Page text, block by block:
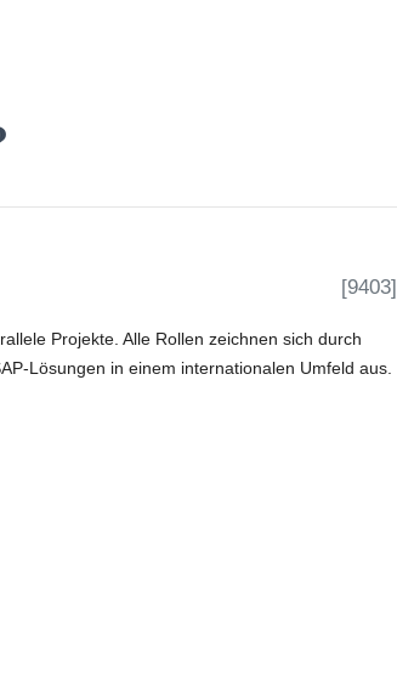
[9403]
Projekte. Alle Rollen zeichnen sich durch
Lösungen in einem internationalen Umfeld aus.